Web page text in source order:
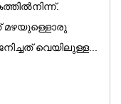
മഴയുള്ളൊരു
വെയിലുള്ള...